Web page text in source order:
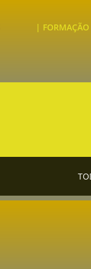
| FORMAÇÃO